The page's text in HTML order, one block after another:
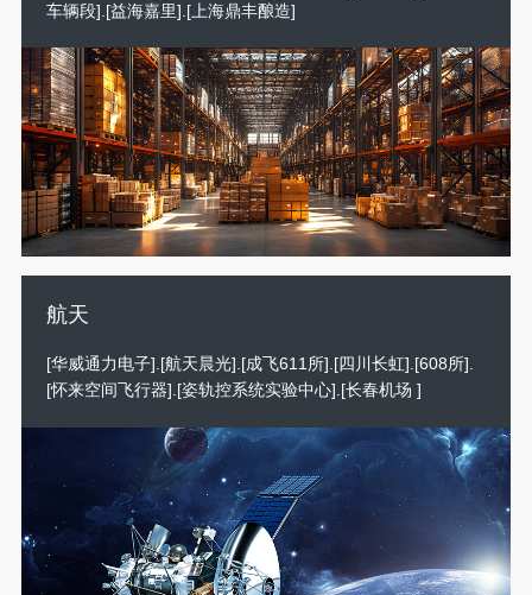
车辆段].[益海嘉里].[上海鼎丰酿造]
航天
[华威通力电子].[航天晨光].[成飞611所].[四川长虹].[608所].
[怀来空间飞行器].[姿轨控系统实验中心].[长春机场 ]